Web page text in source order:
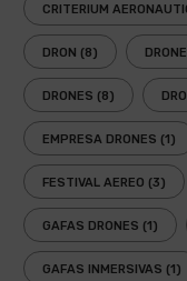
CRITERIUM
DRON (8) DRONE
DRONES (8)
EMPRESA DRONES (1)
FESTIVAL AEREO (3)
GAFAS DRONES (1)
GAFAS INMERSIVAS (1)